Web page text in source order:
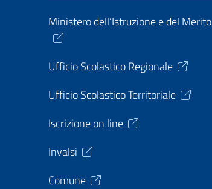
Ministero dell’Istruzione e del Merito
Ufficio Scolastico Regionale
Ufficio Scolastico Territoriale
Iscrizione on line
Invalsi
Comune